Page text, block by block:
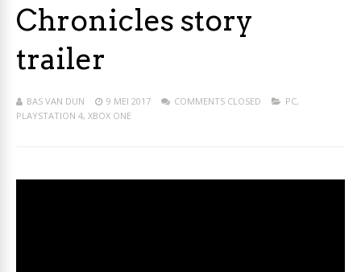
Chronicles story
trailer
BAS VAN DUN 9 MEI 2017 COMMENTS CLOSED PC,
PLAYSTATION 4, XBOX ONE